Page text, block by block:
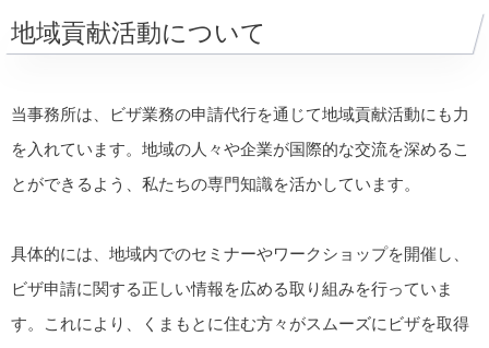
地域貢献活動について
当事務所は、ビザ業務の申請代行を通じて地域貢献活動にも力
を入れています。地域の人々や企業が国際的な交流を深めるこ
とができるよう、私たちの専門知識を活かしています。
具体的には、地域内でのセミナーやワークショップを開催し、
ビザ申請に関する正しい情報を広める取り組みを行っていま
す。これにより、くまもとに住む方々がスムーズにビザを取得